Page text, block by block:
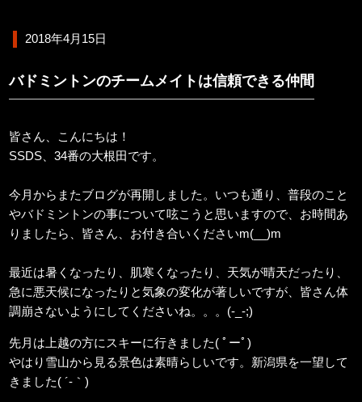
2018年4月15日
バドミントンのチームメイトは信頼できる仲間
皆さん、こんにちは！
SSDS、34番の大根田です。
今月からまたブログが再開しました。いつも通り、普段のこと
やバドミントンの事について呟こうと思いますので、お時間あ
りましたら、皆さん、お付き合いくださいm(__)m
最近は暑くなったり、肌寒くなったり、天気が晴天だったり、
急に悪天候になったりと気象の変化が著しいですが、皆さん体
調崩さないようにしてくださいね。。。(-_-;)
先月は上越の方にスキーに行きました( ﾟーﾟ)
やはり雪山から見る景色は素晴らしいです。新潟県を一望して
きました( ´-｀)